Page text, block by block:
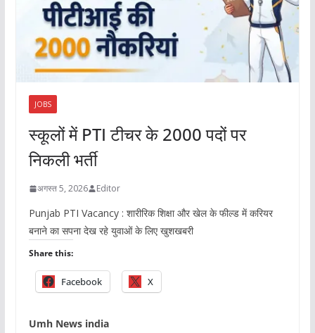
JOBS
स्कूलों में PTI टीचर के 2000 पदों पर
निकली भर्ती
अगस्त 5, 2026 Editor
Punjab PTI Vacancy : शारीरिक शिक्षा और खेल के फील्ड में करियर
बनाने का सपना देख रहे युवाओं के लिए खुशखबरी
Share this:
Facebook X
Umh News india